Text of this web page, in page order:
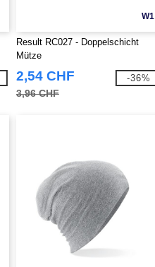
W1
Result RC027 - Doppelschicht
Mütze
2,54 CHF
3,96 CHF
-36%